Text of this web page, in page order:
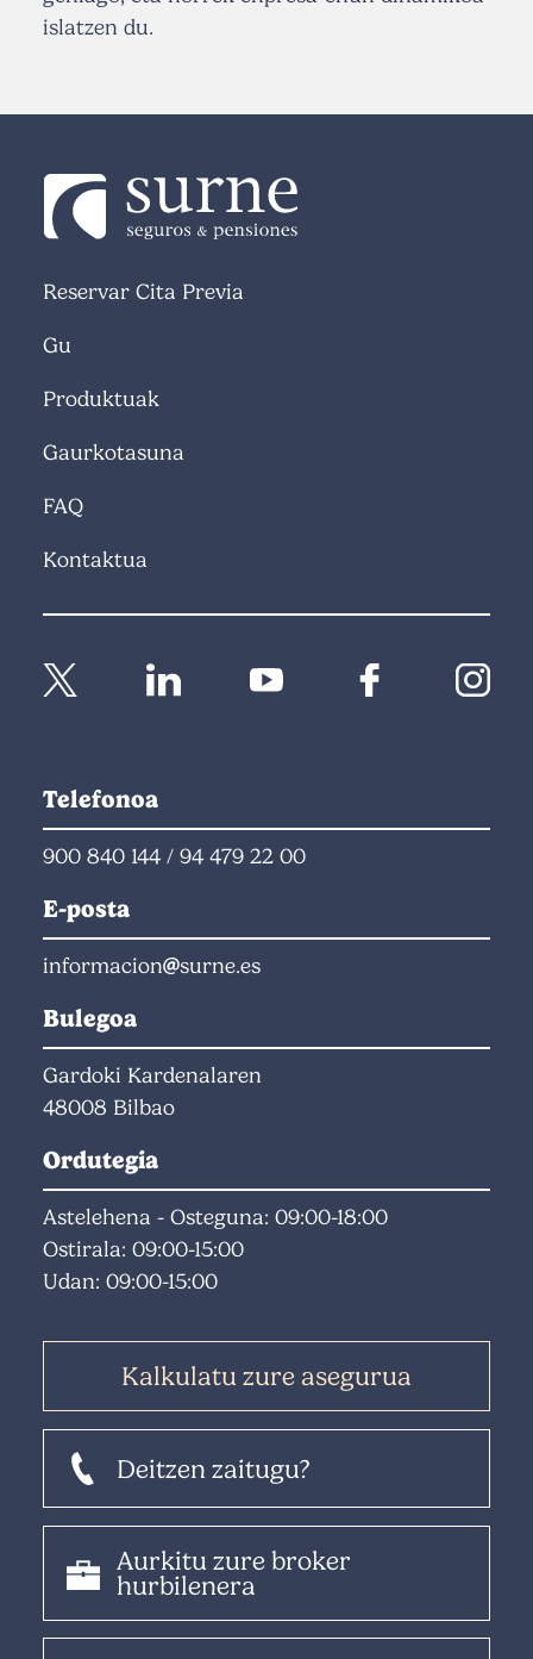
islatzen du.
Reservar Cita Previa
Gu
Produktuak
Gaurkotasuna
FAQ
Kontaktua
Telefonoa
900 840 144 / 94 479 22 00
E-posta
informacion surne.es
Bulegoa
Gardoki Kardenalaren
48008 Bilbao
Ordutegia
Astelehena - Osteguna: 09:00-18:00
Ostirala: 09:00-15:00
Udan: 09:00-15:00
Kalkulatu zure asegurua
Deitzen zaitugu?
Aurkitu zure broker
hurbilenera